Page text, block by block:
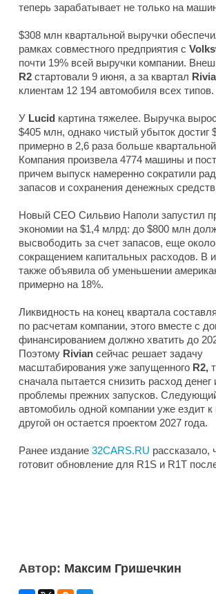
теперь зарабатывает не только на
$308 млн квартальной выручки
рамках совместного предприятия с
почти 19% всей выручки компании.
R2 стартовали 9 июня, а за квартал
клиентам 12 194 автомобиля всех типов.
У Lucid картина тяжелее. Выручка
$405 млн, однако чистый убыток
примерно в 2,6 раза больше
Компания произвела 4774 машины и
причем выпуск намеренно сократили
запасов и сохранения денежных
Новый CEO Сильвио Наполи запустил
экономии на $1,4 млрд: до $800 млн
высвободить за счет запасов, еще
сокращением капитальных расходов. В
также объявила об уменьшении
примерно на 18%.
Ликвидность на конец квартала
по расчетам компании, этого вместе с
финансированием должно хватить до
Поэтому Rivian сейчас решает задачу
масштабирования уже запущенного R2,
сначала пытается снизить расход денег
проблемы прежних запусков.
автомобиль одной компании уже ездит к
другой он остается проектом 2027 года.
Ранее издание 32CARS.RU рассказало,
готовит обновление для R1S и R1T
Автор: Максим Гришечкин